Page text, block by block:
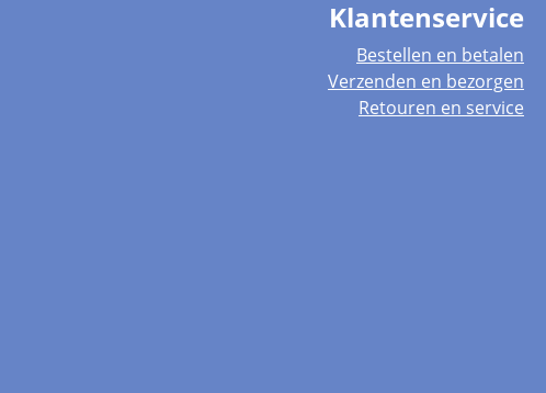
Klantenservice
Bestellen en betalen
Verzenden en bezorgen
Retouren en service